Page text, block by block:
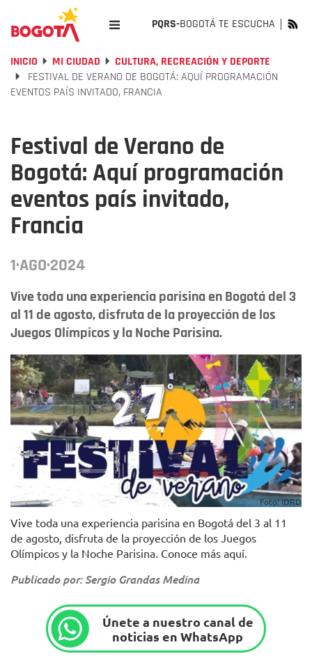
PQRS-BOGOTÁ TE ESCUCHA
INICIO MI CIUDAD
CULTURA, RECREACIÓN Y DEPORTE
FESTIVAL DE VERANO DE BOGOTÁ: AQUÍ PROGRAMACIÓN
EVENTOS PAÍS INVITADO, FRANCIA
Festival de Verano de
Bogotá: Aquí programación
eventos país invitado,
Francia
1·AGO·2024
Vive toda una experiencia parisina en Bogotá del 3
al 11 de agosto, disfruta de la proyección de los
Juegos Olímpicos y la Noche Parisina.
Foto: IDRD
Vive toda una experiencia parisina en Bogotá del 3 al 11
de agosto, disfruta de la proyección de los Juegos
Olímpicos y la Noche Parisina. Conoce más aquí.
Publicado por: Sergio Grandas Medina
Únete a nuestro canal de
noticias en WhatsApp